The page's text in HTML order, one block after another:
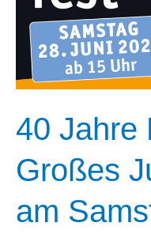
40 Jahre
Großes
am